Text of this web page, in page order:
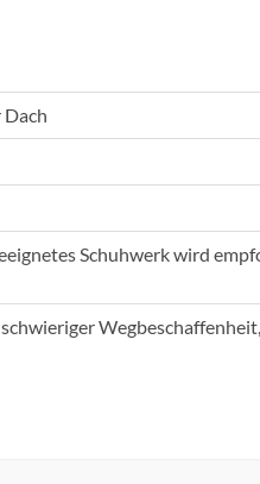
Schuhwerk wird
Wegbeschaffenheit,